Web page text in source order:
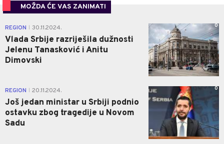
MOŽDA ĆE VAS ZANIMATI
REGION 30.11.2024.
Vlada Srbije razriješila dužnosti
Јelenu Tanasković i Anitu
Dimovski
0
REGION 20.11.2024.
Još jedan ministar u Srbiji podnio
ostavku zbog tragedije u Novom
Sadu
0